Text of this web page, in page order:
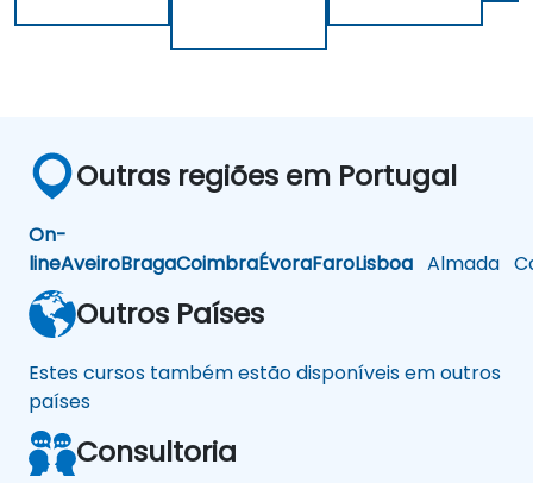
Outras regiões em Portugal
On-
lineAveiroBragaCoimbraÉvoraFaroLisboa Almada
Outros Países
Estes cursos também estão disponíveis em outros
países
Consultoria